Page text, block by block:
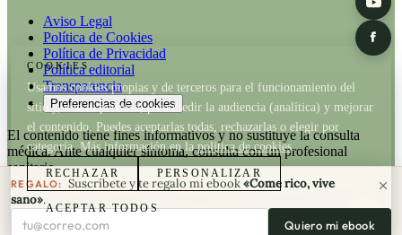
Aviso Legal
Política de Cookies
Política de Privacidad
Política editorial
Transparencia
Preferencias de cookies
El contenido tiene fines informativos y no sustituye la consulta
médica. Ante cualquier síntoma, consulta con un profesional
sanitario.
La Dra. Odile Fernández es fundadora de
artículo recomienda un producto de OFM existe relación comercial;
consulta nuestrapolítica de transparencia política editorial.
COOKIES
Usamos cookies propias y de terceros para el funcionamiento del
sitio y, con tu permiso, para medir la audiencia (analítica) y mejorar
el contenido. Puedes aceptarlas todas, rechazarlas o elegir por
categoría. Más información en lapolítica de cookies.
RECHAZAR PERSONALIZAR
ACEPTAR TODOS
REGALO: Suscríbete y te regalo mi ebook«Come rico, vive
sano».
Tu correo electrónico
Quiero mi ebook